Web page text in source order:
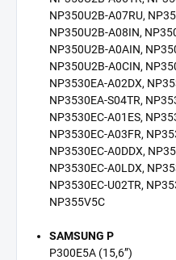
SAMSUNG P
P300E5A (15,6”)